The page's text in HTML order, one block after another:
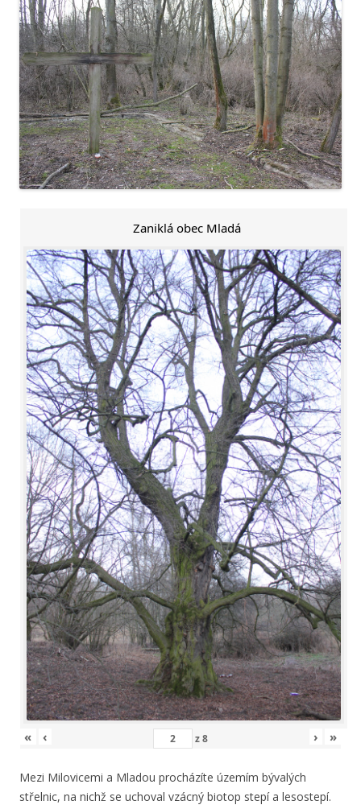
Zaniklá obec Mladá
« ‹ z8 › »
Mezi Milovicemi a Mladou procházíte územím bývalých
střelnic, na nichž se uchoval vzácný biotop stepí a lesostepí.